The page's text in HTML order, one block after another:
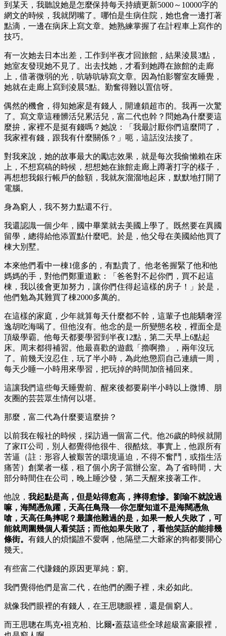
到某天，我聽說她是怎麼保持每天持續更新5000～10000字的
網文的時候，我就閉嘴了。哪怕是生病住院，她也會一邊打著
點滴，一邊在病床上寫文章。她熟練掌握了在計程車上寫作的
技巧。
有一次她去日本出差，工作到半夜才回旅館，結果淩晨3點，
她室友發現她不見了。出去找她，才看到她蹲在旅館的走廊
上，借著微弱的光，吭哧吭哧寫文章。因為怕影響室友睡覺，
她就在走廊上寫到淩晨5點。勤奮得難以置信呀。
偶然的機會，得知她家是有錢人，開連鎖超市的。我再一次驚
了。寫文章這種髒活兒累活兒，富二代也幹？問她為什麼要這
麼拚，家裡不是挺有錢嗎？她說：「我最討厭你們這麼問了，
我家裡有錢，跟我有什麼關係？」呃，這話沒法接了。
對我來說，她的故事最大的勵志效果，就是每次我偷懶賴在床
上，不想寫稿的時候，想想她在旅館走廊上蹲著打字的樣子，
再想想我銀行帳戶的餘額，我就灰溜溜地起床，默默地打開了
電腦。
身為窮人，我不努力點還不行。
我還認識一個少年，國中畢業就去美國上學了。既然要在異國
留學，總得給他添置點什麼吧。於是，他父母在美國給他買了
棟大別墅。
本來他們看中一棟1億多的，有點貴了。他老爸握緊了他和他
媽媽的手，對他們鄭重道歉：「爸爸對不起你們，買不起這
棟，我以後會更加努力，讓你們住得起這樣的房子！」於是，
他們勉為其難買了棟2000多萬的。
在這樣的家庭，少年就算每天什麼都不幹，這輩子也能驕奢淫
逸胡吃海喝了。但他沒有。他念的是一所變態名校，裡面全是
頂級學霸。他每天都要學習到半夜12點，第二天早上6點起
床。周末都得補習。他最喜歡的遊戲「擼啊擼」，兩年沒玩
了。前幾天沒忍住，玩了半小時，為此他懲罰自己連續一周，
每天少睡一小時用來學習，把玩掉的時間加倍補回來。
這讓我們這些每天睡覺前、醒來後都要刷半小時以上微博、朋
友圈的芸芸眾生情何以堪。
那麼，富二代為什麼要這麼拚？
以前我在報社的時候，採訪過一個富二代。他26歲的時候就開
了家IT公司，別人都覺得他很牛、很酷炫。事實上，他跟所有
苦逼（註：形容人被艱苦的環境逼迫，不得不奮鬥，或指生活
痛苦）創業者一樣，租了個小房子當辦公室。為了省時間，大
部分時間住在公司，晚上睡沙發，第二天醒來接著工作。
他說， 我起點是高，但是站得愈高，摔得愈慘。劉瑜不就說過
嘛，海闊憑魚躍，天高任鳥飛──你怎麼知道不是海闊憑魚
嗆，天高任鳥摔呢？最讓他難過的是，如果一般人失敗了，可
能就周圍幾個人看笑話；而他如果失敗了，看他笑話的能排幾
條街。 有錢人的煩惱誰不愛啊，他隔壁二大爺家的狗都要開心
幾天。
有些富二代賺錢的原因更單純：窮。
我們覺得他們是富二代，在他們的圈子裡，未必如此。
就像我們眼裡的有錢人，在王思聰眼裡，還是個窮人。
而王思聰在馬克•祖克柏、比爾•蓋茲這些全球超級富豪眼裡，